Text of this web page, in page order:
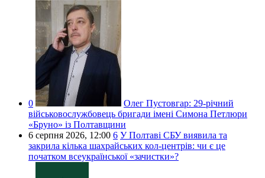
0 Олег Пустовгар: 29-річний
військовослужбовець бригади імені Симона Петлюри
«Бруно» із Полтавщини
6 серпня 2026, 12:00 6 У Полтаві СБУ виявила та
закрила кілька шахрайських кол-центрів: чи є це
початком всеукраїнської «зачистки»?